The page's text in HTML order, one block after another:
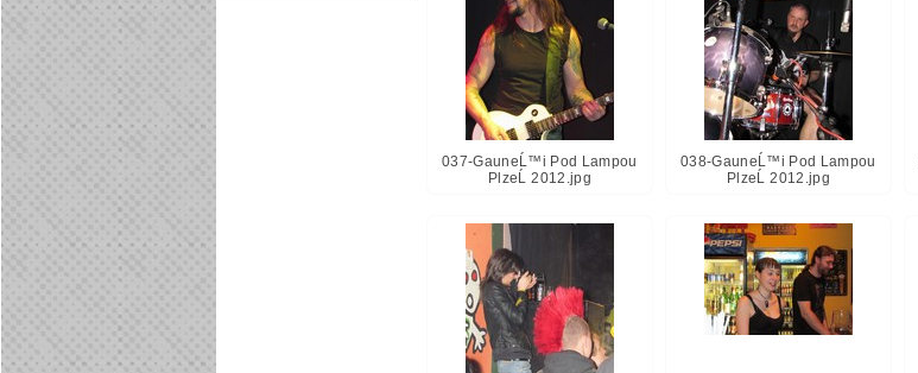
037-GauneĹ™i Pod Lampou
PlzeĹ 2012.jpg
038-GauneĹ™i Pod Lampou
PlzeĹ 2012.jpg